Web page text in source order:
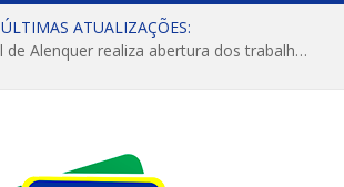
ÚLTIMAS ATUALIZAÇÕES:
Câmara Municipal de Alenquer realiza abertura dos trabalhos do 4º Período Legislativo